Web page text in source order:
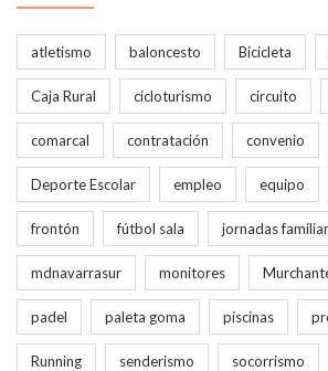
atletismo baloncesto Bicicleta
Caja Rural cicloturismo circuito
comarcal contratación convenio
Deporte Escolar empleo equipo
frontón fútbol sala jornadas
mdnavarrasur monitores
padel paleta goma piscinas
Running senderismo socorrismo